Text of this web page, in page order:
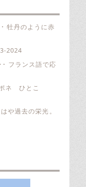
牡丹のように赤
2024
フランス語で応
ネ ひとこ
や過去の栄光。